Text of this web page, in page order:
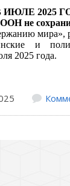
2025
не
мира»,
и
2025 года.